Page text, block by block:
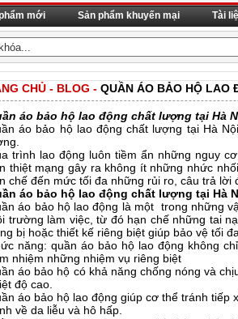
mới Sản phẩm khuyến mại Tài
CHỦ - BLOG - QUẦN ÁO BẢO HỘ LAO
áo bảo hộ lao động chất lượng tại Hà
áo bảo hộ lao động chất lượng tại Hà
trình lao động luôn tiềm ẩn những nguy
thiệt mạng gây ra không ít những nhức
chế đến mức tối đa những rủi ro, câu trả
áo bảo hộ lao động chất lượng tại Hà
áo bảo hộ lao động là một trong những
trường làm việc, từ đó hạn chế những tai
bị hoặc thiết kế riêng biệt giúp bảo vệ tối
năng: quần áo bảo hộ lao động không
nhiệm những nhiệm vụ riêng biệt
áo bảo hộ có khả năng chống nóng và
độ cao.
áo bảo hộ lao động giúp cơ thể tránh
về da liễu và hô hấp.